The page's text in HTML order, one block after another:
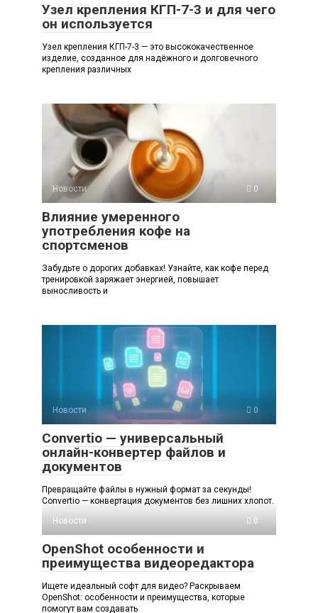
Узел крепления КГП-7-3 и для чего
он используется
Узел крепления КГП-7-3 — это высококачественное
изделие, созданное для надёжного и долговечного
крепления различных
Новости 0
Влияние умеренного
употребления кофе на
спортсменов
Забудьте о дорогих добавках! Узнайте, как кофе перед
тренировкой заряжает энергией, повышает
выносливость и
Новости 0
Convertio — универсальный
онлайн-конвертер файлов и
документов
Превращайте файлы в нужный формат за секунды!
Convertio — конвертация документов без лишних хлопот.
Новости
0
OpenShot особенности и
преимущества видеоредактора
Ищете идеальный софт для видео? Раскрываем
OpenShot: особенности и преимущества, которые
помогут вам создавать